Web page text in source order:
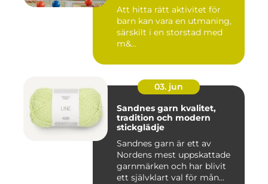
Att hitta rätt aktivitet för
barn kan vara en utmaning,
särskilt i en storstad med
m&...
03. jun
Sandnes garn kvalitet,
tradition och modern
stickglädje
Sandnes garn är ett av
Nordens mest uppskattade
garnmärken och har blivit
ett självklart val för mån...